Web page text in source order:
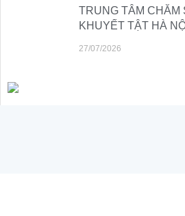
TRUNG TÂM CHĂM
KHUYẾT TẬT HÀ
27/07/2026